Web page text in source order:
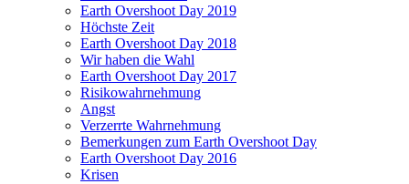
Earth Overshoot Day 2019
Höchste Zeit
Earth Overshoot Day 2018
Wir haben die Wahl
Earth Overshoot Day 2017
Risikowahrnehmung
Angst
Verzerrte Wahrnehmung
Bemerkungen zum Earth Overshoot Day
Earth Overshoot Day 2016
Krisen